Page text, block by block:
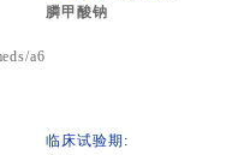
a6
膦甲酸钠
临床试验期: